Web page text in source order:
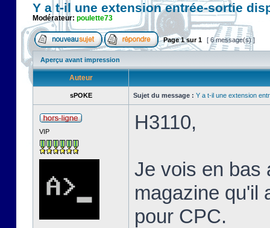
Y a t-il une extension entrée-sortie
Modérateur: poulette73
Page1sur1 [ 6 message(s) ]
Aperçu avant impression
Auteur
sPOKE Sujet du message : Y a t-il une extension
VIP H3110,
Je vois en bas
magazine qu'il
pour CPC.